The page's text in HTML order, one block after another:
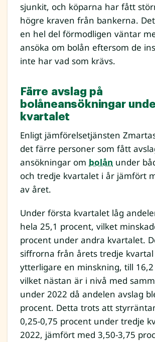
sjunkit, och köparna har fått
högre kraven från bankerna.
en hel del förmodligen väntar
ansöka om bolån eftersom de
inte har vad som krävs.
Färre avslag på
bolåneansökningar
kvartalet
Enligt jämförelsetjänsten
det färre personer som fått
ansökningar om bolån under
och tredje kvartalet i år jämfört
av året.
Under första kvartalet låg
hela 25,1 procent, vilket
procent under andra kvartalet.
siffrorna från årets tredje
ytterligare en minskning, till
vilket nästan är i nivå med
under 2022 då andelen avslag
procent. Detta trots att
0,25-0,75 procent under tredje
2022, jämfört med 3,50-3,75